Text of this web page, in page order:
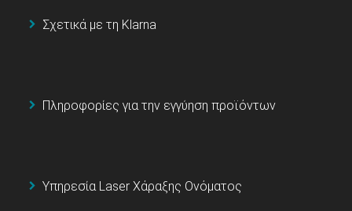
Σχετικά με τη Klarna
Πληροφορίες για την εγγύηση προϊόντων
Υπηρεσία Laser Χάραξης Ονόματος